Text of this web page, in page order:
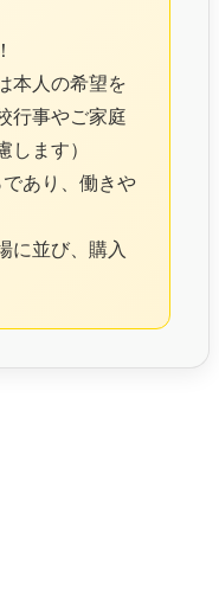
本人の希望を
行事やご家庭
します）
であり、働きや
に並び、購入